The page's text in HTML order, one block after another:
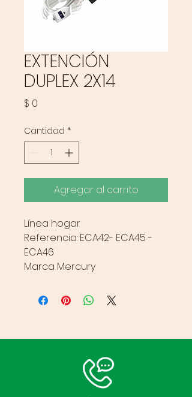
EXTENCIÓN
DUPLEX 2X14
$ 0
Cantidad *
Agregar al carrito
Línea hogar
Referencia: ECA42- ECA45 -
ECA46
Marca Mercury